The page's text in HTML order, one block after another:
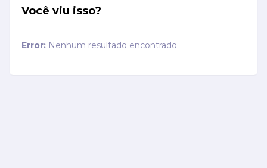
Você viu isso?
Error: Nenhum resultado encontrado